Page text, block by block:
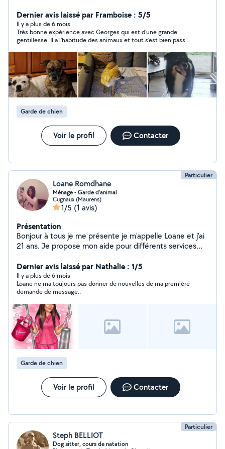
dresseur maître chien Je ne travail plus, je suis donc
entièrement disponible pour garder vos animaux et aller
les promener étant à côté de plusieurs lacs ! Étant en
maison, avec un jardin, j'ai l'espace nécessaire pour les
accueillir.
Dernier avis laissé par Framboise : 5/5
Il y a plus de 6 mois
Très bonne expérience avec Georges qui est d'une grande
gentillesse. Il a l'habitude des animaux et tout s'est bien passé
Garde de chien
Voir le profil Contacter
Particulier
Loane Romdhane
Ménage - Garde d’animal
Cugnaux (Maurens)
1/5 (1 avis)
Présentation
Bonjour à tous je me présente je m'appelle Loane et j'ai
21 ans. Je propose mon aide pour différents services
tolosane, seysses : Ménage Garde d'Animaux
Nettoyage de voiture Si vous avez besoin d'un coup de
main, n'hésitez pas à me contacter. Je me ferai un plaisir
de vous aider ! Merci et à bientôt
Dernier avis laissé par Nathalie : 1/5
Il y a plus de 6 mois
Loane ne ma toujours pas donner de nouvelles de ma première
demande de message..
Garde de chien
Voir le profil Contacter
Particulier
Steph BELLIOT
Dog sitter, cours de natation